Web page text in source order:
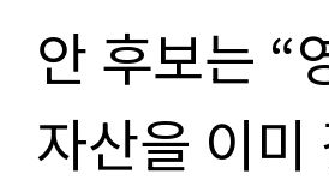
안 후보는 “
자산을 이